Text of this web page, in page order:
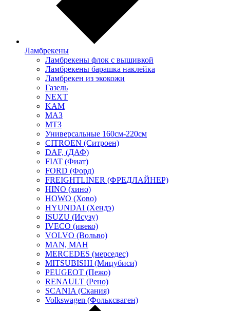
Ламбрекены
Ламбрекены флок с вышивкой
Ламбрекены барашка наклейка
Ламбрекен из экокожи
Газель
NEXT
KAM
МАЗ
МТЗ
Универсальные 160см-220см
CITROEN (Ситроен)
DAF, (ДАФ)
FIAT (Фиат)
FORD (Форд)
FREIGHTLINER (ФРЕДЛАЙНЕР)
HINO (хино)
HOWO (Хово)
HYUNDAI (Хендэ)
ISUZU (Исузу)
IVECO (ивеко)
VOLVO (Вольво)
MAN, МАН
MERCEDES (мерседес)
MITSUBISHI (Мицубиси)
PEUGEOT (Пежо)
RENAULT (Рено)
SCANIA (Скания)
Volkswagen (Фольксваген)